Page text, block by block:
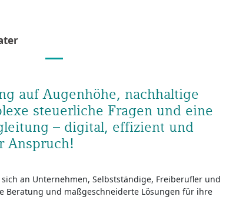
auf Augenhöhe, nachhaltige
steuerliche Fragen und eine
– digital, effizient und
Anspruch!
an Unternehmen, Selbstständige, Freiberufler und
Beratung und maßgeschneiderte Lösungen für ihre